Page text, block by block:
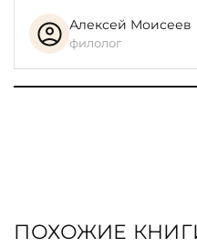
Алексей Моисеев
филолог
ПОХОЖИЕ